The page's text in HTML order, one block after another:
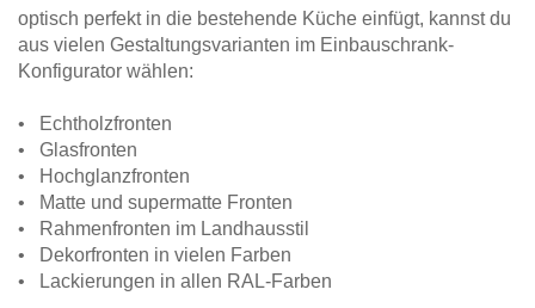
optisch perfekt in die bestehende Küche einfügt, kannst du
aus vielen Gestaltungsvarianten im Einbauschrank-
Konfigurator wählen:
• Echtholzfronten
• Glasfronten
• Hochglanzfronten
• Matte und supermatte Fronten
• Rahmenfronten im Landhausstil
• Dekorfronten in vielen Farben
• Lackierungen in allen RAL-Farben